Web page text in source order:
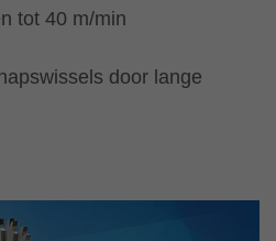
tot 40 m/min
door lange